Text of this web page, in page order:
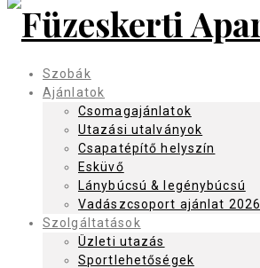
Szobák
Ajánlatok
Csomagajánlatok
Utazási utalványok
Csapatépítő helyszín
Esküvő
Lánybúcsú & legénybúcsú
Vadászcsoport ajánlat 2026.
Szolgáltatások
Üzleti utazás
Sportlehetőségek